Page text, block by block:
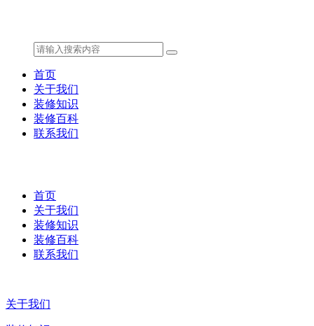
首页
关于我们
装修知识
装修百科
联系我们
首页
关于我们
装修知识
装修百科
联系我们
关于我们